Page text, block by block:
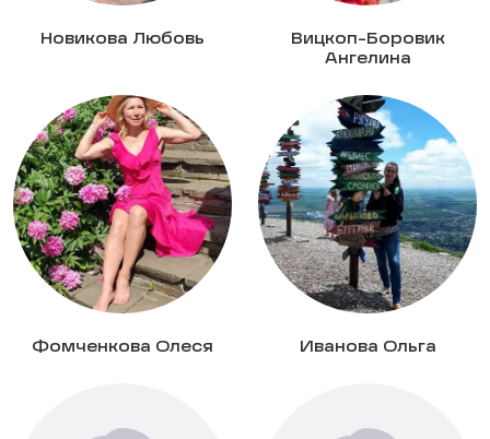
Новикова Любовь
Вицкоп-Боровик
Ангелина
Фомченкова Олеся Иванова Ольга